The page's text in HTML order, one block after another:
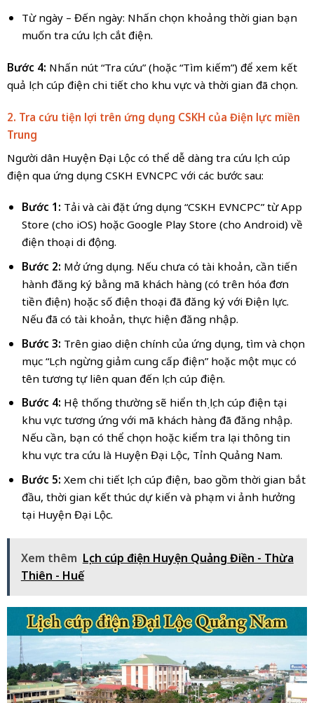
Từ ngày – Đến ngày: Nhấn chọn khoảng thời gian bạn
muốn tra cứu lịch cắt điện.
Bước 4: Nhấn nút “Tra cứu” (hoặc “Tìm kiếm”) để xem kết
quả lịch cúp điện chi tiết cho khu vực và thời gian đã chọn.
2. Tra cứu tiện lợi trên ứng dụng CSKH của Điện lực miền
Trung
Người dân Huyện Đại Lộc có thể dễ dàng tra cứu lịch cúp
điện qua ứng dụng CSKH EVNCPC với các bước sau:
Bước 1: Tải và cài đặt ứng dụng “CSKH EVNCPC” từ App
Store (cho iOS) hoặc Google Play Store (cho Android) về
điện thoại di động.
Bước 2: Mở ứng dụng. Nếu chưa có tài khoản, cần tiến
hành đăng ký bằng mã khách hàng (có trên hóa đơn
tiền điện) hoặc số điện thoại đã đăng ký với Điện lực.
Nếu đã có tài khoản, thực hiện đăng nhập.
Bước 3: Trên giao diện chính của ứng dụng, tìm và chọn
mục “Lịch ngừng giảm cung cấp điện” hoặc một mục có
tên tương tự liên quan đến lịch cúp điện.
Bước 4: Hệ thống thường sẽ hiển thị lịch cúp điện tại
khu vực tương ứng với mã khách hàng đã đăng nhập.
Nếu cần, bạn có thể chọn hoặc kiểm tra lại thông tin
khu vực tra cứu là Huyện Đại Lộc, Tỉnh Quảng Nam.
Bước 5: Xem chi tiết lịch cúp điện, bao gồm thời gian bắt
đầu, thời gian kết thúc dự kiến và phạm vi ảnh hưởng
tại Huyện Đại Lộc.
Xem thêm Lịch cúp điện Huyện Quảng Điền - Thừa
Thiên - Huế